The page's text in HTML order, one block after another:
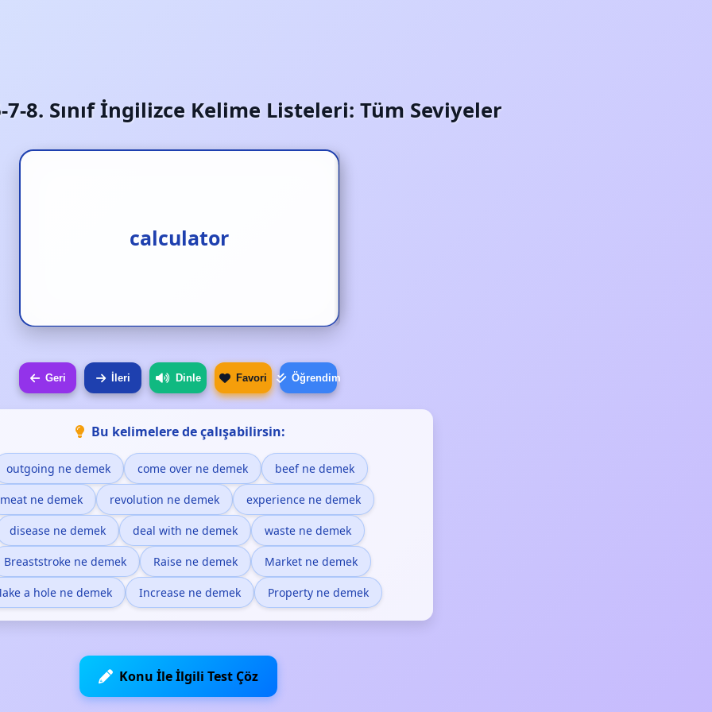
7-8. Sınıf İngilizce Kelime Listeleri: Tüm Seviyeler
calculator
hesap makinesi
Geri İleri Dinle Favori Öğrendim
Bu kelimelere de çalışabilirsin:
outgoing ne demek come over ne demek beef ne demek
meat ne demek revolution ne demek experience ne demek
disease ne demek deal with ne demek waste ne demek
Breaststroke ne demek Raise ne demek Market ne demek
a hole ne demek Increase ne demek Property ne demek
Konu İle İlgili Test Çöz